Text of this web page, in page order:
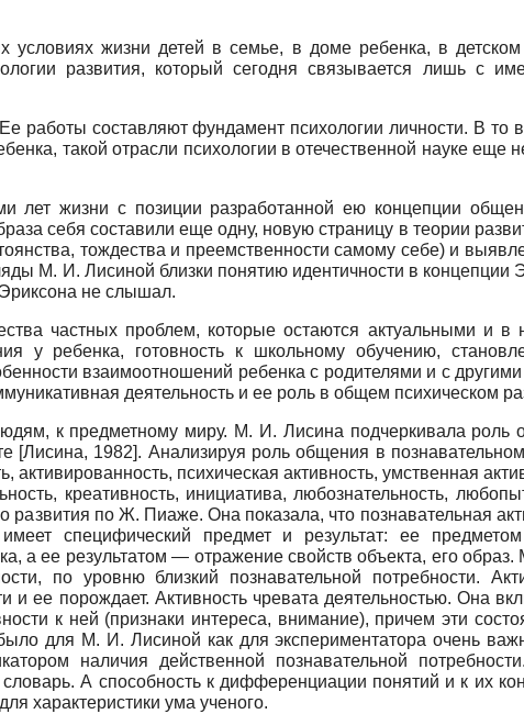
условиях жизни детей в семье, в доме ребенка, в
развития, который сегодня связывается лишь с
работы составляют фундамент психологии личности. В то
такой отрасли психологии в отечественной науке
лет жизни с позиции разработанной ею концепции
себя составили еще одну, новую страницу в теории
тождества и преемственности самому себе) и
М. И. Лисиной близки понятию идентичности в концепции
не слышал.
частных проблем, которые остаются актуальными и
у ребенка, готовность к школьному обучению,
взаимоотношений ребенка с родителями и с
деятельность и ее роль в общем психическом
к предметному миру. М. И. Лисина подчеркивала роль
[Лисина, 1982]. Анализируя роль общения в
психическая активность, умственная
креативность, инициатива, любознательность,
развития по Ж. Пиаже. Она показала, что познавательная
имеет специфический предмет и результат: ее
а ее результатом — отражение свойств объекта, его
по уровню близкий познавательной потребности.
и ее порождает. Активность чревата деятельностью. Она
к ней (признаки интереса, внимание), причем эти
для М. И. Лисиной как для экспериментатора очень
наличия действенной познавательной
А способность к дифференциации понятий и к их
характеристики ума ученого.